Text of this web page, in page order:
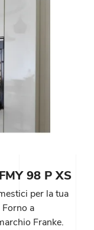
98 P XS
per la tua
a
Franke.